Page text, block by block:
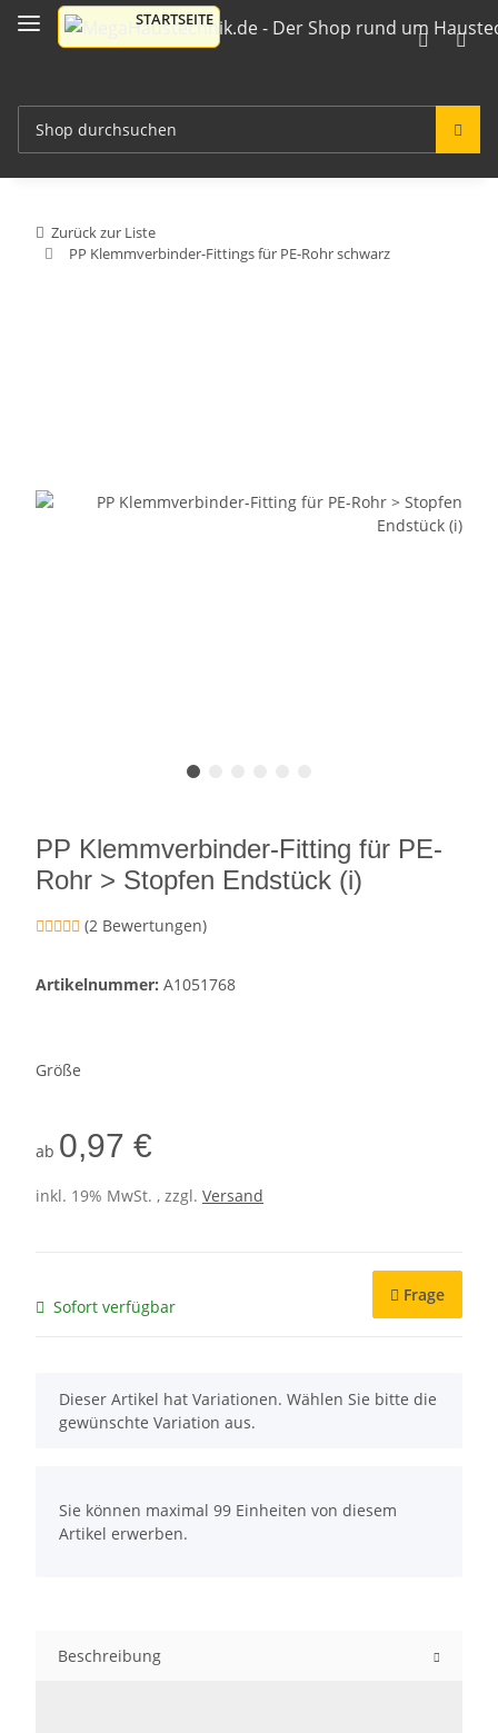
Zurück zur Liste
PP Klemmverbinder-Fittings für PE-Rohr schwarz
PP Klemmverbinder-Fitting für PE-
Rohr > Stopfen Endstück (i)
(2 Bewertungen)
Artikelnummer: A1051768
Größe
ab 0,97 €
inkl. 19% MwSt. , zzgl. Versand
Sofort verfügbar
Frage
x
Dieser Artikel hat Variationen. Wählen Sie bitte die
gewünschte Variation aus.
Sie können maximal 99 Einheiten von diesem
Artikel erwerben.
Beschreibung